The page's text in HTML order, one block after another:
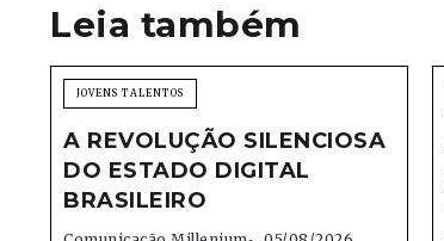
Leia também
JOVENS TALENTOS
A REVOLUÇÃO SILENCIOSA
DO ESTADO DIGITAL
BRASILEIRO